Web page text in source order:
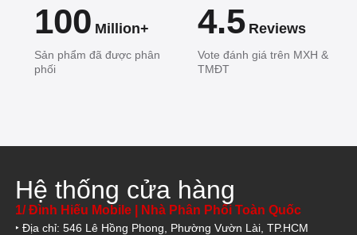
100 Million+
Sản phẩm đã được phân
phối
4.5 Reviews
Vote đánh giá trên MXH &
TMĐT
Hệ thống cửa hàng
1/ Đình Hiếu Mobile | Nhà Phân Phối Toàn Quốc
‣ Địa chỉ: 546 Lê Hồng Phong, Phường Vườn Lài, TP.HCM